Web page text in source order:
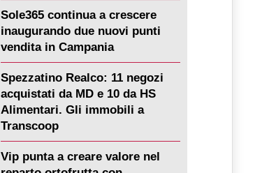
Sole365 continua a crescere
inaugurando due nuovi punti
vendita in Campania
Spezzatino Realco: 11 negozi
acquistati da MD e 10 da HS
Alimentari. Gli immobili a
Transcoop
Vip punta a creare valore nel